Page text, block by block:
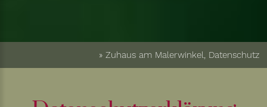
» Zuhaus am Malerwinkel, Datenschutz